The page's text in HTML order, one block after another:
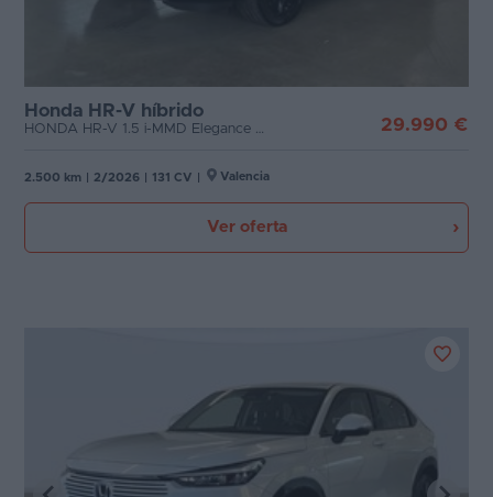
Honda HR-V híbrido
HONDA HR-V 1.5 i-MMD Elegance 4x2 29.990 €
2.500 km 2/2026 131 CV Valencia
Ver oferta